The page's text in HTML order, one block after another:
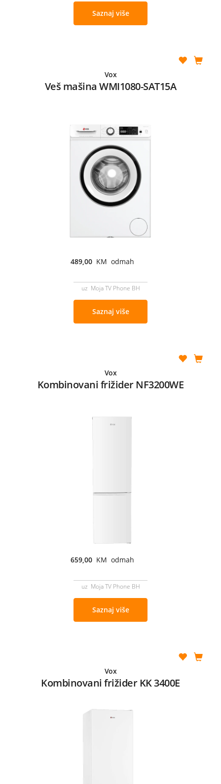
Saznaj više
Vox
Veš mašina WMI1080-SAT15A
489,00 KM odmah
uz Moja TV Phone BH
Saznaj više
Vox
Kombinovani frižider NF3200WE
659,00 KM odmah
uz Moja TV Phone BH
Saznaj više
Vox
Kombinovani frižider KK 3400E